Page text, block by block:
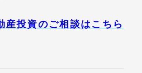
産投資のご相談はこちら